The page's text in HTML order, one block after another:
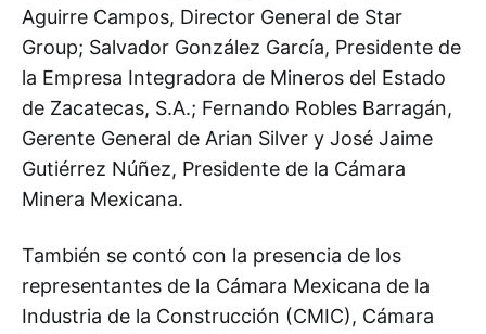
Aguirre Campos, Director General de Star
Group; Salvador González García, Presidente de
la Empresa Integradora de Mineros del Estado
de Zacatecas, S.A.; Fernando Robles Barragán,
Gerente General de Arian Silver y José Jaime
Gutiérrez Núñez, Presidente de la Cámara
Minera Mexicana.
También se contó con la presencia de los
representantes de la Cámara Mexicana de la
Industria de la Construcción (CMIC), Cámara